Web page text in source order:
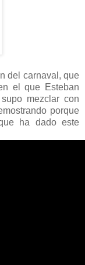
del carnaval, que
el que Esteban
mezclar con
porque
ha dado este